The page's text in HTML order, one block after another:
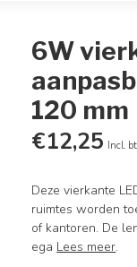
6W
120 mm
€12,25 Incl.
Deze vierkante
ruimtes worden
of kantoren. De
ega Lees meer.